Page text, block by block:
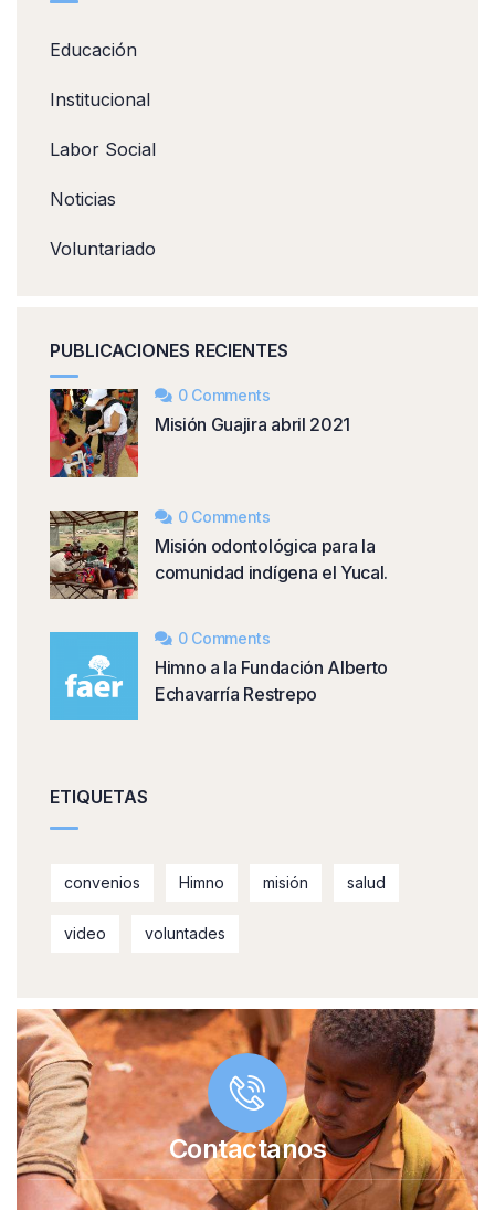
Educación
Institucional
Labor Social
Noticias
Voluntariado
PUBLICACIONES RECIENTES
0 Comments
Misión Guajira abril 2021
0 Comments
Misión odontológica para la
comunidad indígena el Yucal.
0 Comments
Himno a la Fundación Alberto
Echavarría Restrepo
ETIQUETAS
convenios Himno misión salud
video voluntades
Contactanos